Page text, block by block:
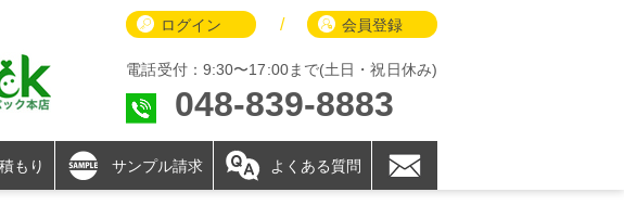
ログイン / 会員登録
電話受付：9:30〜17:00まで(土日・祝日休み)
048-839-8883
もり サンプル請求 よくある質問